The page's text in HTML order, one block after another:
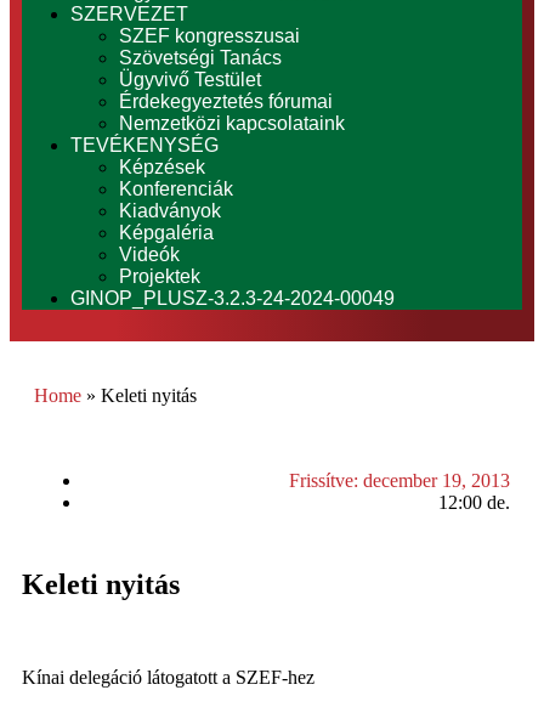
SZERVEZET
SZEF kongresszusai
Szövetségi Tanács
Ügyvivő Testület
Érdekegyeztetés fórumai
Nemzetközi kapcsolataink
TEVÉKENYSÉG
Képzések
Konferenciák
Kiadványok
Képgaléria
Videók
Projektek
GINOP_PLUSZ-3.2.3-24-2024-00049
Home » Keleti nyitás
Frissítve: december 19, 2013
12:00 de.
Keleti nyitás
Kínai delegáció látogatott a SZEF-hez